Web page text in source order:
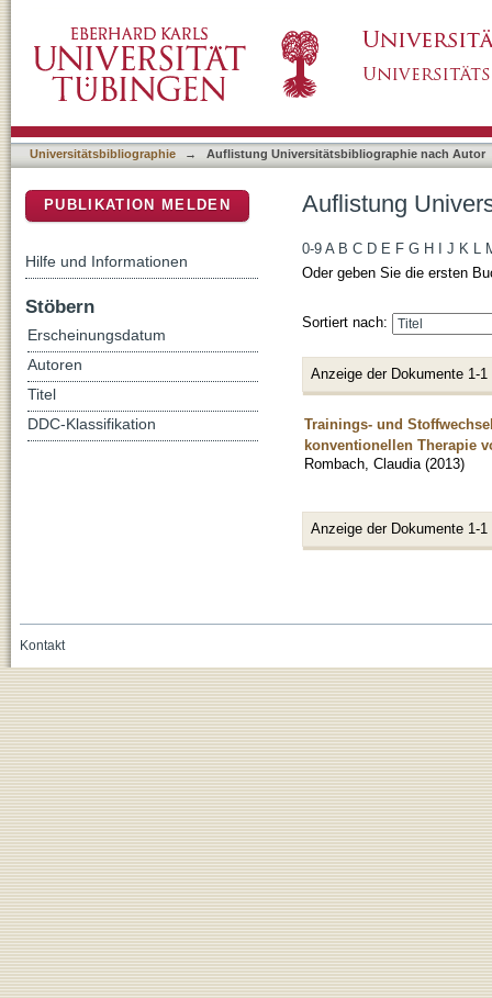
Universitätsbibliographie → Auflistung Universitätsbibliographie nach Autor
Auflistung
0-9 A B C D E F G H J K L
Oder geben Sie die ersten
Sortiert nach:
Anzeige der Dokumente 1-1
Trainings- und
konventionellen Therapie
Rombach, Claudia (2013)
Anzeige der Dokumente 1-1
PUBLIKATION MELDEN
Hilfe und Informationen
Stöbern
Erscheinungsdatum
Autoren
Titel
DDC-Klassifikation
Kontakt